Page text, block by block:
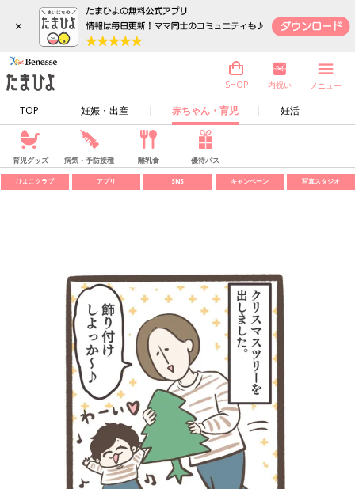
×
TOP 妊娠・出産 赤ちゃん・育児 妊活
SHOP 内祝い メニュー
育児グッズ 病気・予防接種 離乳食 優待パス
ひよこクラブ アプリ SNS キャンペーン 写真スタジオ